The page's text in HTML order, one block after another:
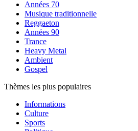
Années 70
Musique traditionnelle
Reggaeton
Années 90
Trance
Heavy Metal
Ambient
Gospel
Thèmes les plus populaires
Informations
Culture
Sports